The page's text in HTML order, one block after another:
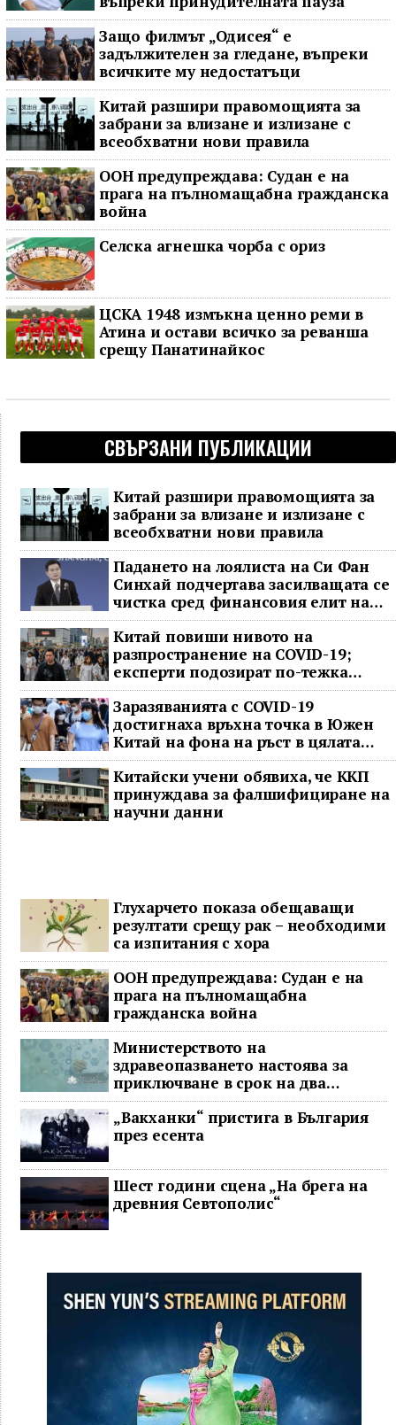
Защо филмът „Одисея“ е
задължителен за гледане, въпреки
всичките му недостатъци
Китай разшири правомощията за
забрани за влизане и излизане с
всеобхватни нови правила
ООН предупреждава: Судан е на
прага на пълномащабна гражданска
война
Селска агнешка чорба с ориз
ЦСКА 1948 измъкна ценно реми в
Атина и остави всичко за реванша
срещу Панатинайкос
СВЪРЗАНИ ПУБЛИКАЦИИ
Китай разшири правомощията за
забрани за влизане и излизане с
всеобхватни нови правила
Падането на лоялиста на Си Фан
Синхай подчертава засилващата се
чистка сред финансовия елит на
Китай
Китай повиши нивото на
разпространение на COVID-19;
експерти подозират по-тежка
ситуация
Заразяванията с COVID-19
достигнаха връхна точка в Южен
Китай на фона на ръст в цялата
страна
Китайски учени обявиха, че ККП
принуждава за фалшифициране на
научни данни
Глухарчето показа обещаващи
резултати срещу рак – необходими
са изпитания с хора
ООН предупреждава: Судан е на
прага на пълномащабна
гражданска война
Министерството на
здравеопазването настоява за
приключване в срок на два
ключови строителни проекта
„Вакханки“ пристига в България
през есента
Шест години сцена „На брега на
древния Севтополис“